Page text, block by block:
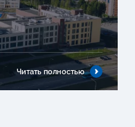
Читать полностью